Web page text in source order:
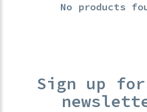
No products
Sign up